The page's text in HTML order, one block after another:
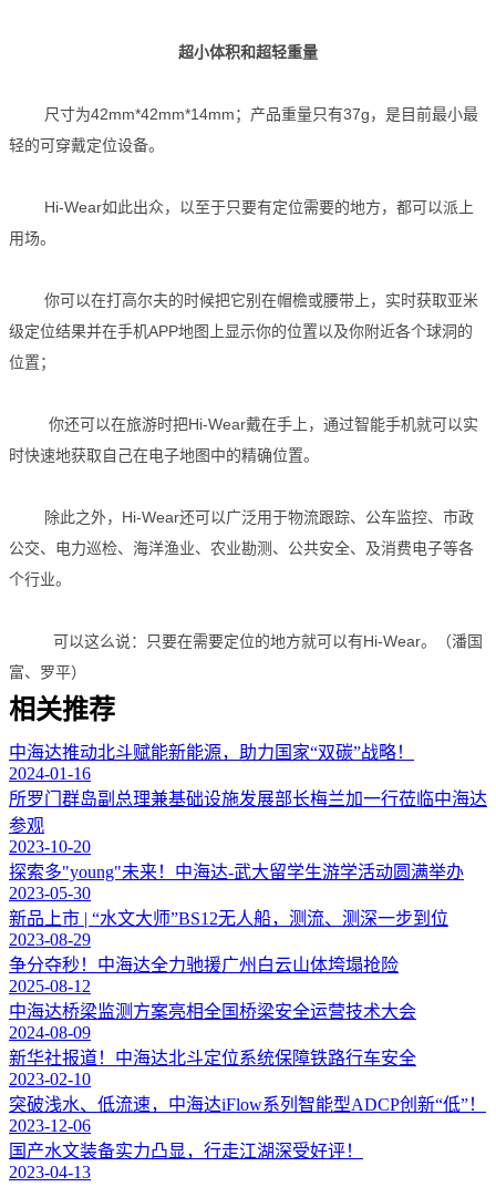
超小体积和超轻重量
尺寸为42mm*42mm*14mm；产品重量只有37g，是目前最小最
轻的可穿戴定位设备。
Hi-Wear如此出众，以至于只要有定位需要的地方，都可以派上
用场。
你可以在打高尔夫的时候把它别在帽檐或腰带上，实时获取亚米
级定位结果并在手机APP地图上显示你的位置以及你附近各个球洞的
位置；
你还可以在旅游时把Hi-Wear戴在手上，通过智能手机就可以实
时快速地获取自己在电子地图中的精确位置。
除此之外，Hi-Wear还可以广泛用于物流跟踪、公车监控、市政
公交、电力巡检、海洋渔业、农业勘测、公共安全、及消费电子等各
个行业。
可以这么说：只要在需要定位的地方就可以有Hi-Wear。（潘国
富、罗平）
相关推荐
中海达推动北斗赋能新能源，助力国家“双碳”战略！
2024-01-16
所罗门群岛副总理兼基础设施发展部长梅兰加一行莅临中海达
参观
2023-10-20
探索多"young"未来！中海达-武大留学生游学活动圆满举办
2023-05-30
新品上市 | “水文大师”BS12无人船，测流、测深一步到位
2023-08-29
争分夺秒！中海达全力驰援广州白云山体垮塌抢险
2025-08-12
中海达桥梁监测方案亮相全国桥梁安全运营技术大会
2024-08-09
新华社报道！中海达北斗定位系统保障铁路行车安全
2023-02-10
突破浅水、低流速，中海达iFlow系列智能型ADCP创新“低”！
2023-12-06
国产水文装备实力凸显，行走江湖深受好评！
2023-04-13